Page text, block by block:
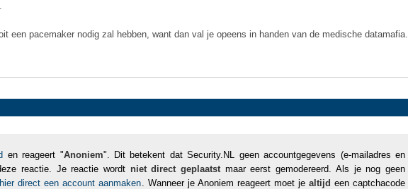
een pacemaker nodig zal hebben, want dan val je opeens in handen van de medische datamafia.
en reageert "Anoniem". Dit betekent dat Security.NL geen accountgegevens (e-mailadres en
reactie. Je reactie wordt niet direct geplaatstmaar eerst gemodereerd. Als je nog geen
hier direct een account aanmaken. Wanneer je Anoniem reageert moet je altijd een captchacode